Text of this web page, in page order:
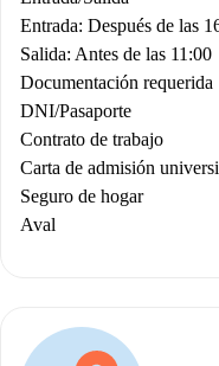
Entrada: Después de las
Salida: Antes de las 11:00
Documentación requerida
DNI/Pasaporte
Contrato de trabajo
Carta de admisión
Seguro de hogar
Aval